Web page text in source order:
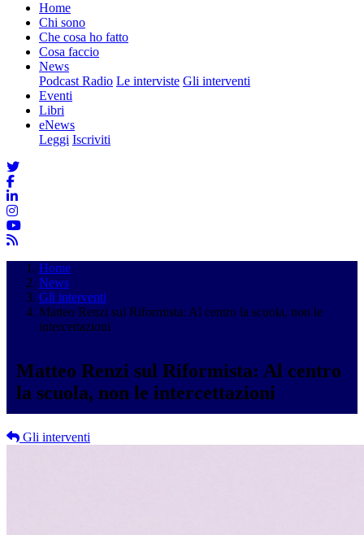
Home
Chi sono
Che cosa ho fatto
Cosa faccio
News
Podcast Radio Le interviste Gli interventi
Eventi
Libri
eNews
Leggi Iscriviti
Home
News
Gli interventi
Matteo Renzi sul Riformista: Al centro la scuola, non le
intercettazioni
Matteo Renzi sul Riformista: Al centro
la scuola, non le intercettazioni
Gli interventi